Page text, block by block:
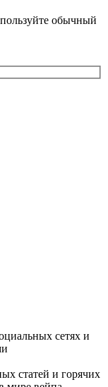
обычный
сетях и
статей и горячих